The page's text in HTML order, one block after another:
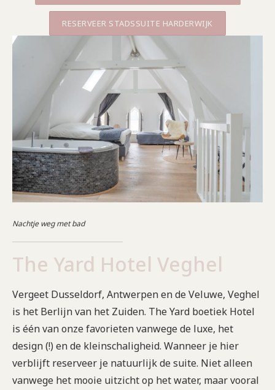
RESERVEER STADSSUITE HARDERWIJK
Nachtje weg met bad
The Yard Hotel Veghel
Vergeet Dusseldorf, Antwerpen en de Veluwe, Veghel
is het Berlijn van het Zuiden. The Yard boetiek Hotel
is één van onze favorieten vanwege de luxe, het
design (!) en de kleinschaligheid. Wanneer je hier
verblijft reserveer je natuurlijk de suite. Niet alleen
vanwege het mooie uitzicht op het water, maar vooral